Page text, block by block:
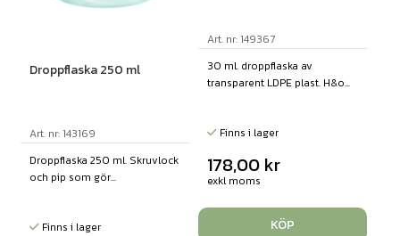
Droppflaska 250 ml
Art. nr: 143169
Droppflaska 250 ml. Skruvlock
och pip som gör...
Finns i lager
Art. nr: 149367
30 ml. droppflaska av
transparent LDPE plast. H&o...
Finns i lager
178,00 kr
exkl moms
KÖP